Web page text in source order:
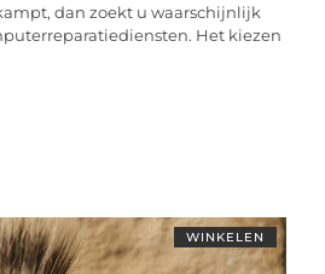
dan zoekt u waarschijnlijk
Het kiezen
WINKELEN